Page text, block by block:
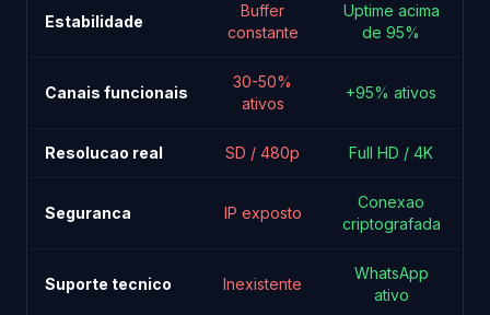
Estabilidade
Buffer
constante
Uptime acima
de 95%
Canais funcionais
30-50%
ativos
+95% ativos
Resolucao real SD / 480p Full HD / 4K
Seguranca IP exposto
Conexao
criptografada
Suporte tecnico Inexistente
WhatsApp
ativo